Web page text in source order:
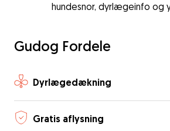
hundesnor, dyrlægeinfo og
Gudog Fordele
Dyrlægedækning
Gratis aflysning